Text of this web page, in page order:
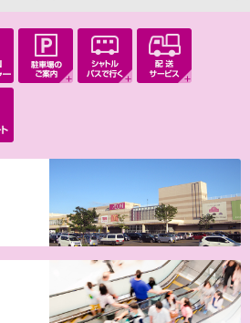
8月1日(土)-16日(日）2026イ
オンの夏祭
7月30日(木)-8月30日(日）最
強王図鑑
7月20日(月・祝)-8月15日(土)